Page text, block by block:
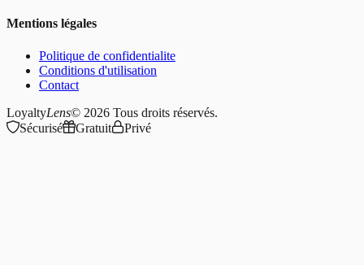
Mentions légales
Politique de confidentialite
Conditions d'utilisation
Contact
LoyaltyLens© 2026 Tous droits réservés.
Sécurisé
Gratuit Privé